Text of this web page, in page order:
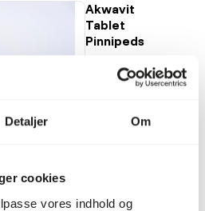
Detaljer Om
cookies
vores indhold og
Akwavit
Tablet
Pinnipeds
information